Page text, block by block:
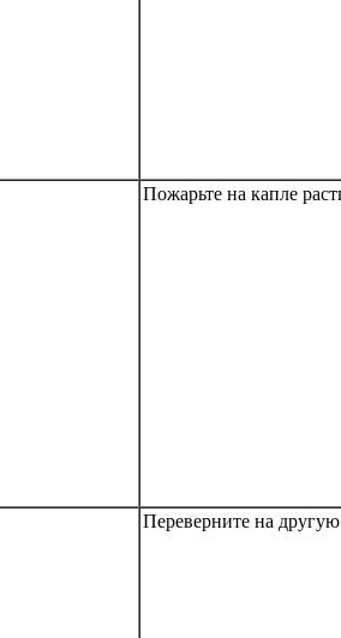
Пожарьте на капле
Переверните на